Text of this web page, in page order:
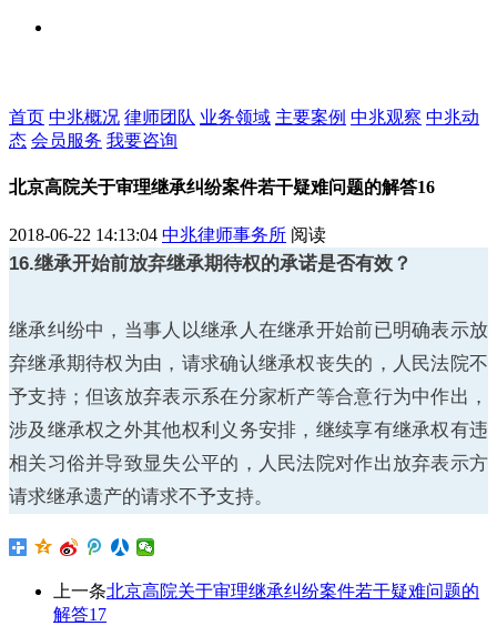
首页 中兆概况 律师团队 业务领域 主要案例 中兆观察 中兆动
态 会员服务 我要咨询
北京高院关于审理继承纠纷案件若干疑难问题的解答16
2018-06-22 14:13:04 中兆律师事务所 阅读
16.继承开始前放弃继承期待权的承诺是否有效？
继承纠纷中，当事人以继承人在继承开始前已明确表示放
弃继承期待权为由，请求确认继承权丧失的，人民法院不
予支持；但该放弃表示系在分家析产等合意行为中作出，
涉及继承权之外其他权利义务安排，继续享有继承权有违
相关习俗并导致显失公平的，人民法院对作出放弃表示方
请求继承遗产的请求不予支持。
上一条北京高院关于审理继承纠纷案件若干疑难问题的
解答17